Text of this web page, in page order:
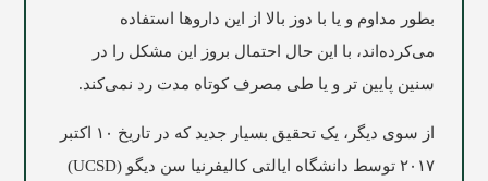
بطور مداوم و یا با دوز بالا از این داروها استفاده
می‌کرده‌اند، با این حال احتمال بروز این مشکل را در
سنین پایین تر و یا طی مصرف کوتاه مدت رد نمی‌کند.
از سوی دیگر، یک تحقیق بسیار جدید که در تاریخ ۱۰ اکتبر
۲۰۱۷ توسط دانشگاه ایالتی کالیفرنیا سن دیگو (UCSD)